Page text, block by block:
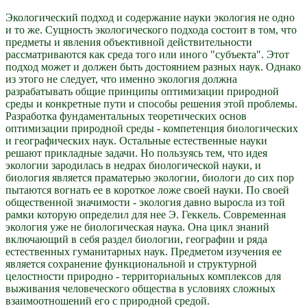
Экологический подход и содержание науки экология не одно
и то же. Сущность экологического подхода состоит в том, что
предметы и явления объективной действительности
рассматриваются как среда того или иного "субъекта". Этот
подход может и должен быть достоянием разных наук. Однако
из этого не следует, что именно экология должна
разрабатывать общие принципы оптимизации природной
среды и конкретные пути и способы решения этой проблемы.
Разработка фундаментальных теоретических основ
оптимизации природной среды - компетенция биологических
и географических наук. Остальные естественные науки
решают прикладные задачи. Но пользуясь тем, что идея
экологии зародилась в недрах биологической науки, и
биология является праматерью экологии, биологи до сих пор
пытаются вогнать ее в короткое ложе своей науки. По своей
общественной значимости - экология давно выросла из той
рамки которую определил для нее Э. Геккель. Современная
экология уже не биологическая наука. Она цикл знаний
включающий в себя раздел биологии, географии и ряда
естественных гуманитарных наук. Предметом изучения ее
является сохранение функциональной и структурной
целостности природно - территориальных комплексов для
выживания человеческого общества в условиях сложных
взаимоотношений его с природной средой.